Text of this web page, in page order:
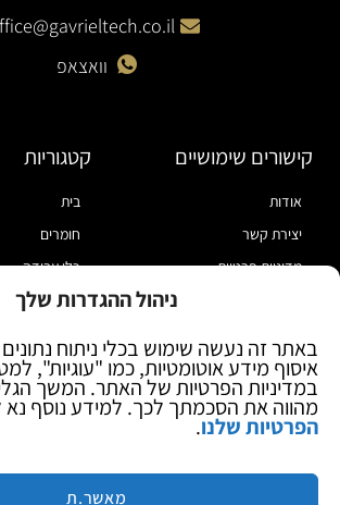
ניהול ההגדרות שלך
באתר זה נעשה שימוש בכלי ניתוח נתונים
איסוף מידע אוטומטיות, כמו "עוגיות",
במדיניות הפרטיות של האתר. המשך
מהווה את הסכמתך לכך. למידע נוסף נא
הפרטיות שלנו.
מאשר.ת
וואצאפ
קישורים שימושיים
אודות
יצירת קשר
מדיניות פרטיות
בלוג
קטגוריות
בית
חומרים
כלי עבודה
מוצרי הלחמה
ספקי כח
ציוד אופטי
מותגים